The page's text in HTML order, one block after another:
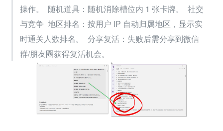
操作。  随机道具：随机消除槽位内 1 张卡牌。  社交
与竞争  地区排名：按用户 IP 自动归属地区，显示实
时通关人数排名。  分享复活：失败后需分享到微信
群/朋友圈获得复活机会。